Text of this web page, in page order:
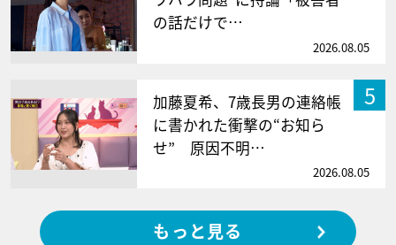
の話だけで…
2026.08.05
5
加藤夏希、7歳長男の連絡帳
に書かれた衝撃の“お知ら
せ” 原因不明…
2026.08.05
もっと見る